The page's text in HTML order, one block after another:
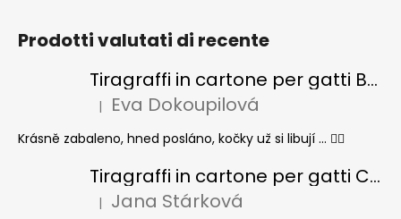
Prodotti valutati di recente
Tiragraffi in cartone per gatti BASIC Colour
La valutazione del prodotto è 5 su 5 stelle.
| Eva Dokoupilová
Krásně zabaleno, hned posláno, kočky už si libují ... 👍🏻
Tiragraffi in cartone per gatti CHEESE ELIPSE colore
La valutazione del prodotto è 5 su 5 stelle.
| Jana Stárková